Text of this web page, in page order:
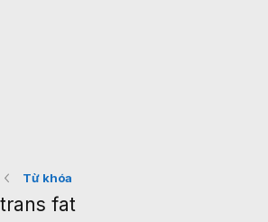
Từ khóa
trans fat